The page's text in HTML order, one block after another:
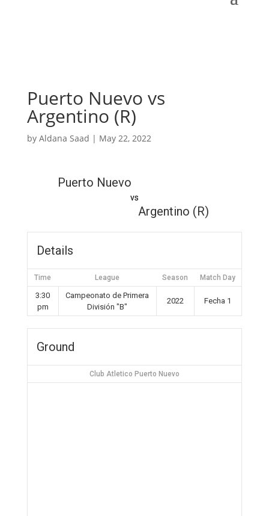
Puerto Nuevo vs
Argentino (R)
by Aldana Saad | May 22, 2022
Puerto Nuevo
vs
Argentino (R)
Details
Time League Season Match Day
3:30
pm
Campeonato de Primera
División "B"
2022 Fecha 1
Ground
Club Atletico Puerto Nuevo